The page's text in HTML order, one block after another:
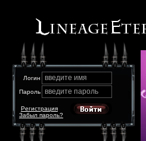
Логин введите имя
Пароль введите пароль
Забыл пароль?
Регистрация